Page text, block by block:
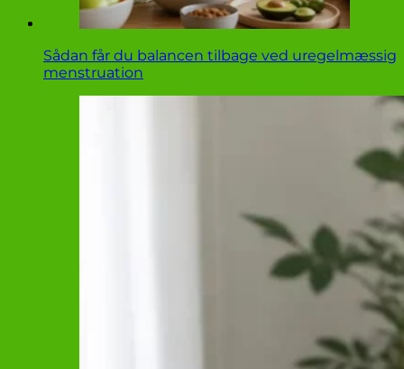
Sådan får du balancen tilbage ved uregelmæssig
menstruation